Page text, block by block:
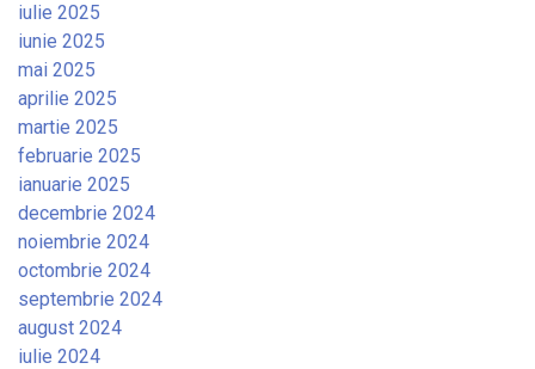
iulie 2025
iunie 2025
mai 2025
aprilie 2025
martie 2025
februarie 2025
ianuarie 2025
decembrie 2024
noiembrie 2024
octombrie 2024
septembrie 2024
august 2024
iulie 2024